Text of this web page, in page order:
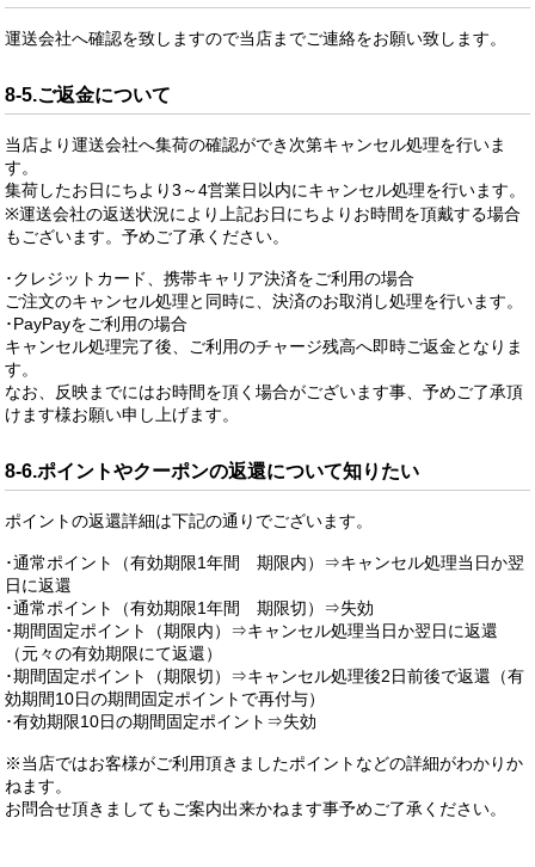
運送会社へ確認を致しますので当店までご連絡をお願い致します。
8-5.ご返金について
当店より運送会社へ集荷の確認ができ次第キャンセル処理を行いま
す。
集荷したお日にちより3～4営業日以内にキャンセル処理を行います。
※運送会社の返送状況により上記お日にちよりお時間を頂戴する場合
もございます。予めご了承ください。
･クレジットカード、携帯キャリア決済をご利用の場合
ご注文のキャンセル処理と同時に、決済のお取消し処理を行います。
･PayPayをご利用の場合
キャンセル処理完了後、ご利用のチャージ残高へ即時ご返金となりま
す。
なお、反映までにはお時間を頂く場合がございます事、予めご了承頂
けます様お願い申し上げます。
8-6.ポイントやクーポンの返還について知りたい
ポイントの返還詳細は下記の通りでございます。
･通常ポイント（有効期限1年間 期限内）⇒キャンセル処理当日か翌
日に返還
･通常ポイント（有効期限1年間 期限切）⇒失効
･期間固定ポイント（期限内）⇒キャンセル処理当日か翌日に返還
（元々の有効期限にて返還）
･期間固定ポイント（期限切）⇒キャンセル処理後2日前後で返還（有
効期間10日の期間固定ポイントで再付与）
･有効期限10日の期間固定ポイント⇒失効
※当店ではお客様がご利用頂きましたポイントなどの詳細がわかりか
ねます。
お問合せ頂きましてもご案内出来かねます事予めご了承ください。